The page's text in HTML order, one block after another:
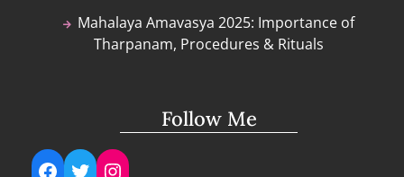
Mahalaya Amavasya 2025: Importance of
Tharpanam, Procedures & Rituals
Follow Me
Facebook
TwitterInstagram